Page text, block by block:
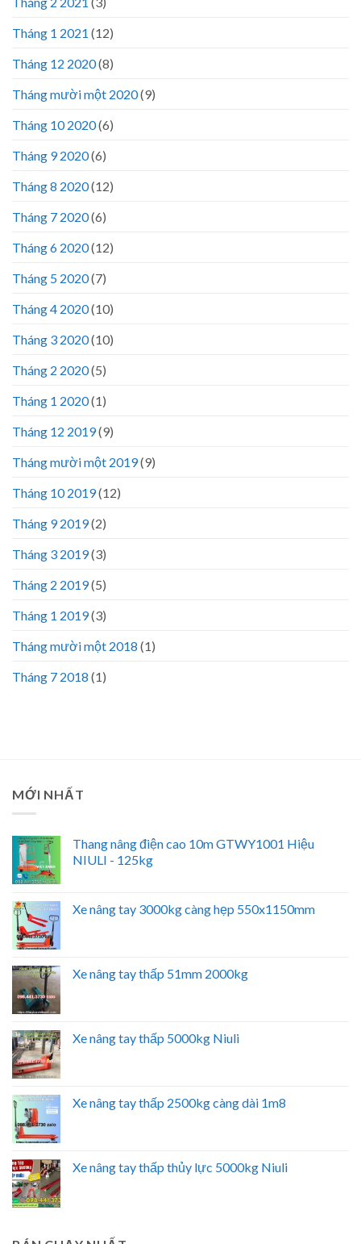
Tháng 1 2021 (12)
Tháng 12 2020(8)
Tháng mười một 2020(9)
Tháng 10 2020(6)
Tháng 9 2020(6)
Tháng 8 2020(12)
Tháng 7 2020(6)
Tháng 6 2020(12)
Tháng 5 2020(7)
Tháng 4 2020(10)
Tháng 3 2020(10)
Tháng 2 2020(5)
Tháng 1 2020(1)
Tháng 12 2019(9)
Tháng mười một 2019(9)
Tháng 10 2019(12)
Tháng 9 2019(2)
Tháng 3 2019(3)
Tháng 2 2019(5)
Tháng 1 2019(3)
Tháng mười một 2018 (1)
Tháng 7 2018 (1)
MỚI NHẤT
Thang nâng điện cao 10m GTWY1001 Hiệu
NIULI - 125kg
Xe nâng tay 3000kg càng hẹp 550x1150mm
Xe nâng tay thấp 51mm 2000kg
Xe nâng tay thấp 5000kg Niuli
Xe nâng tay thấp 2500kg càng dài 1m8
Xe nâng tay thấp thủy lực 5000kg Niuli